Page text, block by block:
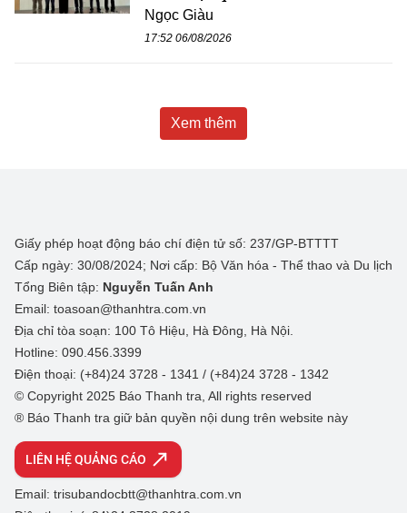
Ngọc Giàu
17:52 06/08/2026
Xem thêm
Giấy phép hoạt động báo chí điện tử số: 237/GP-BTTTT
Cấp ngày: 30/08/2024; Nơi cấp: Bộ Văn hóa - Thể thao và Du lịch
Tổng Biên tập: Nguyễn Tuấn Anh
Email: toasoan@thanhtra.com.vn
Địa chỉ tòa soạn: 100 Tô Hiệu, Hà Đông, Hà Nội.
Hotline: 090.456.3399
Điện thoại: (+84)24 3728 - 1341 / (+84)24 3728 - 1342
© Copyright 2025 Báo Thanh tra, All rights reserved
® Báo Thanh tra giữ bản quyền nội dung trên website này
LIÊN HỆ QUẢNG CÁO
Email: trisubandocbtt@thanhtra.com.vn